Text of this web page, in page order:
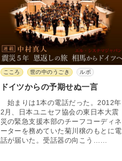
こころ 世の中のうごき ルポ
ドイツからの予期せぬ一言
始まりは1本の電話だった。2012年
2月、日本ユニセフ協会の東日本大震
災の緊急支援本部のチーフコーディネ
ーターを務めていた菊川穣のもとに電
話が届いた。受話器の向こう……